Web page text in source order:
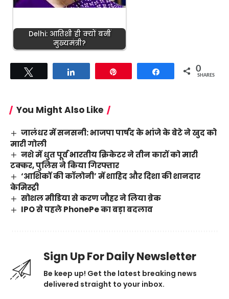
Delhi: आतिशी ही क्यों बनीं
मुख्यमंत्री?
Share 0
SHARES
You Might Also Like
जालंधर में सनसनी: भाजपा पार्षद के भांजे के बेटे ने खुद को
मारी गोली
नशे में धुत पूर्व भारतीय क्रिकेटर ने तीन कारों को मारी
टक्कर, पुलिस ने किया गिरफ्तार
‘आशिकों की कॉलोनी’ में शाहिद और दिशा की शानदार
केमिस्ट्री
सोशल मीडिया से करण जौहर ने लिया ब्रेक
IPO से पहले PhonePe का बड़ा बदलाव
Sign Up For Daily Newsletter
Be keep up! Get the latest breaking news
delivered straight to your inbox.